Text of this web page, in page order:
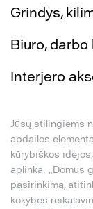
Grindys,
Biuro,
Interjero
Jūsų stilingiems
apdailos
kūrybiškos
aplinka. „Domus
pasirinkimą,
kokybės